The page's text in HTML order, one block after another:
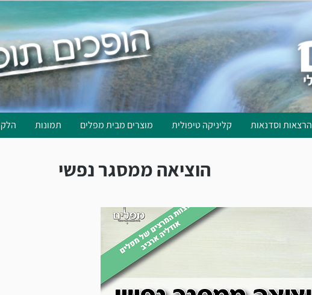
הרצאות וסדנאות קליניקה טיפולית מוצרים מבית מפלים תמונות
הוציאה ממסגר נפשי